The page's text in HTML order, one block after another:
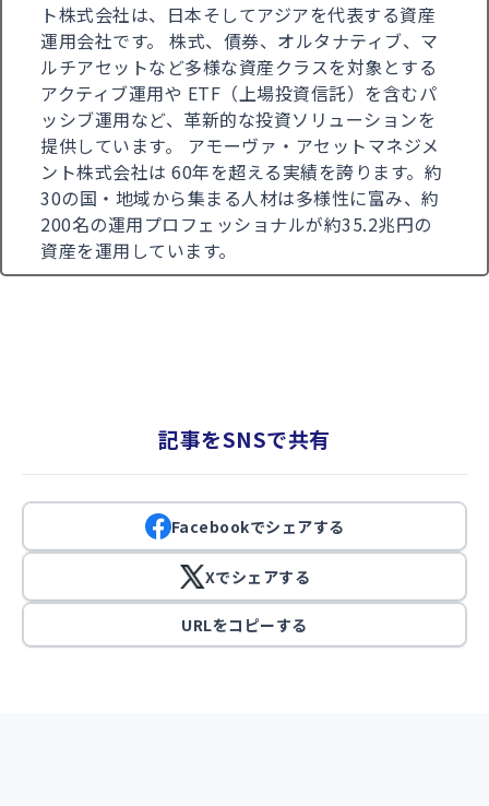
ト株式会社は、日本そしてアジアを代表する資産
運用会社です。 株式、債券、オルタナティブ、マ
ルチアセットなど多様な資産クラスを対象とする
アクティブ運用や ETF（上場投資信託）を含むパ
ッシブ運用など、革新的な投資ソリューションを
提供しています。 アモーヴァ・アセットマネジメ
ント株式会社は 60年を超える実績を誇ります。約
30の国・地域から集まる人材は多様性に富み、約
200名の運用プロフェッショナルが約35.2兆円の
資産を運用しています。
記事をSNSで共有
Facebookでシェアする
Xでシェアする
URLをコピーする